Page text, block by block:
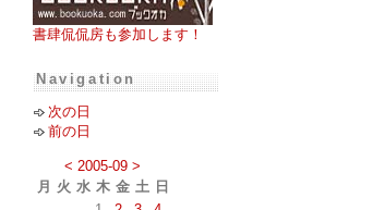
書肆侃侃房も参加します！
Navigation
次の日
前の日
< 2005-09 >
月
火 水 木 金 土 日